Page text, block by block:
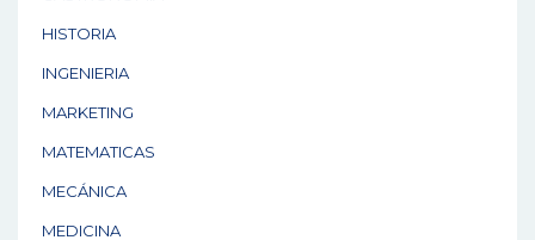
HISTORIA
INGENIERIA
MARKETING
MATEMATICAS
MECÁNICA
MEDICINA